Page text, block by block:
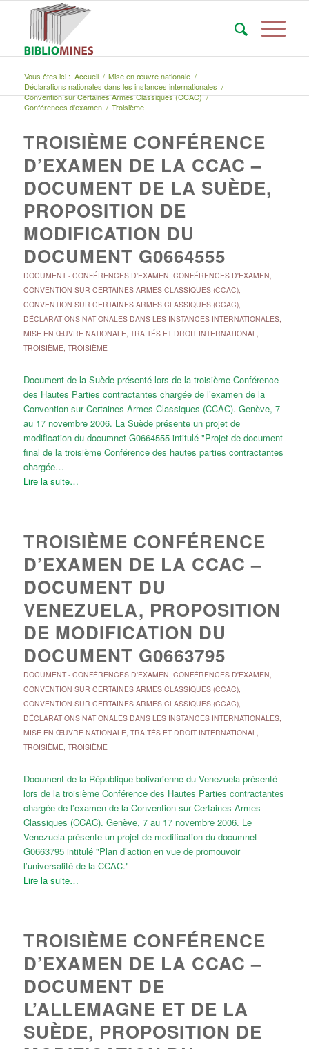
Vous êtes ici : Accueil / Mise en œuvre nationale /
Déclarations nationales dans les instances internationales /
Convention sur Certaines Armes Classiques (CCAC) /
Conférences d'examen / Troisième
TROISIÈME CONFÉRENCE
D’EXAMEN DE LA CCAC –
DOCUMENT DE LA SUÈDE,
PROPOSITION DE
MODIFICATION DU
DOCUMENT G0664555
DOCUMENT- CONFÉRENCES D'EXAMEN, CONFÉRENCES D'EXAMEN,
CONVENTION SUR CERTAINES ARMES CLASSIQUES (CCAC),
CONVENTION SUR CERTAINES ARMES CLASSIQUES (CCAC),
DÉCLARATIONS NATIONALES DANS LES INSTANCES INTERNATIONALES,
MISE EN ŒUVRE NATIONALE, TRAITÉS ET DROIT INTERNATIONAL,
TROISIÈME, TROISIÈME
Document de la Suède présenté lors de la troisième Conférence
des Hautes Parties contractantes chargée de l’examen de la
Convention sur Certaines Armes Classiques (CCAC). Genève, 7
au 17 novembre 2006. La Suède présente un projet de
modification du documnet G0664555 intitulé "Projet de document
final de la troisième Conférence des hautes parties contractantes
chargée…
Lire la suite…
TROISIÈME CONFÉRENCE
D’EXAMEN DE LA CCAC –
DOCUMENT DU
VENEZUELA, PROPOSITION
DE MODIFICATION DU
DOCUMENT G0663795
DOCUMENT- CONFÉRENCES D'EXAMEN, CONFÉRENCES D'EXAMEN,
CONVENTION SUR CERTAINES ARMES CLASSIQUES (CCAC),
CONVENTION SUR CERTAINES ARMES CLASSIQUES (CCAC),
DÉCLARATIONS NATIONALES DANS LES INSTANCES INTERNATIONALES,
MISE EN ŒUVRE NATIONALE, TRAITÉS ET DROIT INTERNATIONAL,
TROISIÈME, TROISIÈME
Document de la République bolivarienne du Venezuela présenté
lors de la troisième Conférence des Hautes Parties contractantes
chargée de l’examen de la Convention sur Certaines Armes
Classiques (CCAC). Genève, 7 au 17 novembre 2006. Le
Venezuela présente un projet de modification du documnet
G0663795 intitulé "Plan d’action en vue de promouvoir
l’universalité de la CCAC."
Lire la suite…
TROISIÈME CONFÉRENCE
D’EXAMEN DE LA CCAC –
DOCUMENT DE
L’ALLEMAGNE ET DE LA
SUÈDE, PROPOSITION DE